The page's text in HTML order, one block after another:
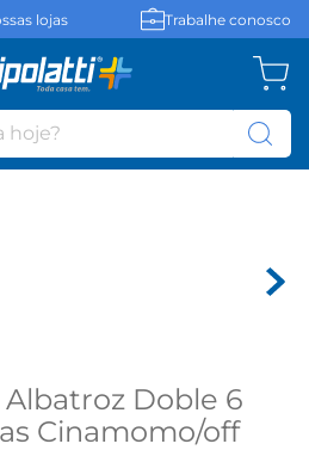
lojas Trabalhe conosco
Doble 6
Cinamomo/off